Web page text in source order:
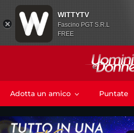
Adotta un amico Puntate
WITTYTV
Fascino PGT S.R.L
FREE